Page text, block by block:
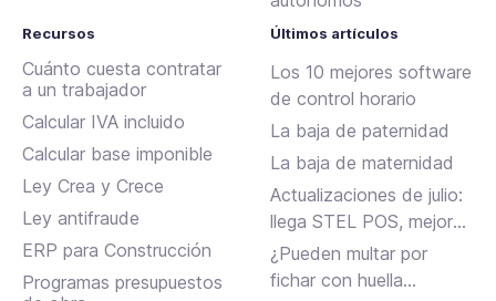
Recursos
Cuánto cuesta contratar
a un trabajador
Calcular IVA incluido
Calcular base imponible
Ley Crea y Crece
Ley antifraude
ERP para Construcción
Programas presupuestos
Últimos artículos
Los 10 mejores software
de control horario
La baja de paternidad
La baja de maternidad
Actualizaciones de julio:
llega STEL POS, mejoras
en Assistant, albaranes
en Inbox y más
¿Pueden multar por
fichar con huella